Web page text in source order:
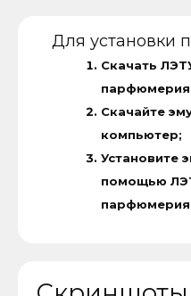
Для установки
Скачать
парфюмерия
Скачайте
компьютер;
Установите
помощью